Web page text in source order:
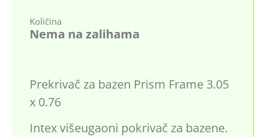
Količina
Nema na zalihama
Prekrivač za bazen Prism Frame 3.05
x 0.76
Intex višeugaoni pokrivač za bazene.